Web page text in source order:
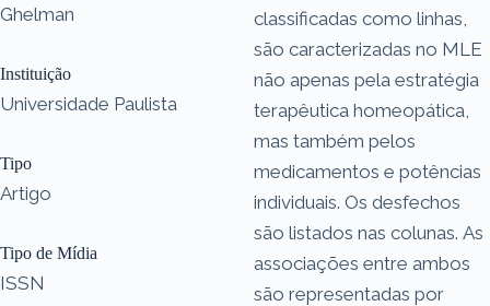
Ghelman
Instituição
Universidade Paulista
Tipo
Artigo
Tipo de Mídia
ISSN
classificadas como linhas,
são caracterizadas no MLE
não apenas pela estratégia
terapêutica homeopática,
mas também pelos
medicamentos e potências
individuais. Os desfechos
são listados nas colunas. As
associações entre ambos
são representadas por